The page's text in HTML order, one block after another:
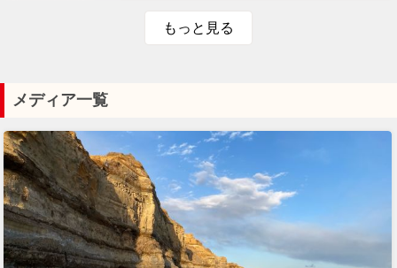
もっと見る
メディア一覧